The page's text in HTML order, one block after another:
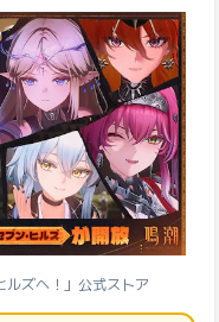
ルズへ！」公式ストア